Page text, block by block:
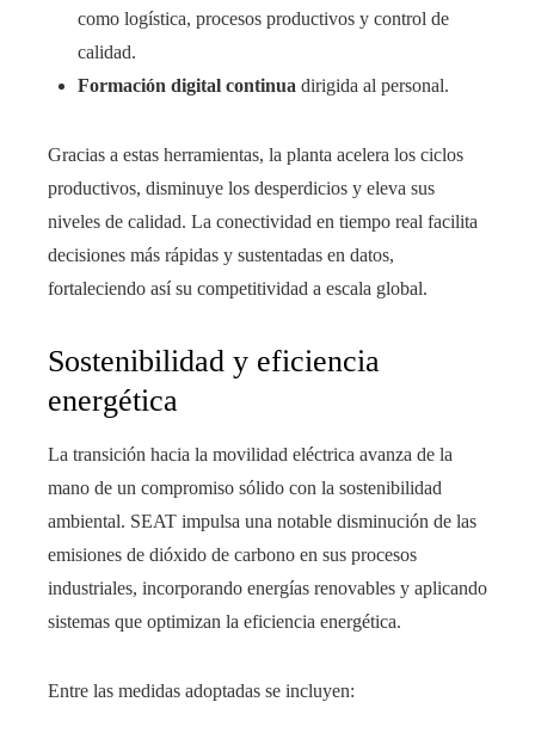
como logística, procesos productivos y control de
calidad.
Formación digital continua dirigida al personal.
Gracias a estas herramientas, la planta acelera los ciclos
productivos, disminuye los desperdicios y eleva sus
niveles de calidad. La conectividad en tiempo real facilita
decisiones más rápidas y sustentadas en datos,
fortaleciendo así su competitividad a escala global.
Sostenibilidad y eficiencia
energética
La transición hacia la movilidad eléctrica avanza de la
mano de un compromiso sólido con la sostenibilidad
ambiental. SEAT impulsa una notable disminución de las
emisiones de dióxido de carbono en sus procesos
industriales, incorporando energías renovables y aplicando
sistemas que optimizan la eficiencia energética.
Entre las medidas adoptadas se incluyen: